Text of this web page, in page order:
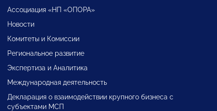
Ассоциация «НП «ОПОРА»
Новости
Комитеты и Комиссии
Региональное развитие
Экспертиза и Аналитика
Международная деятельность
Декларация о взаимодействии крупного бизнеса с
субъектами МСП